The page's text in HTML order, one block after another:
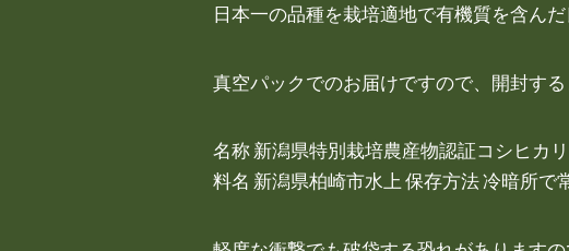
日本一の品種を栽培適地で有機質を含ん
真空パックでのお届けですので、開封する
名称 新潟県特別栽培農産物認証コシヒカ
料名 新潟県柏崎市水上 保存方法 冷暗所で